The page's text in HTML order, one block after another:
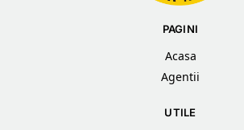
PAGINI
Acasa
Agentii
UTILE